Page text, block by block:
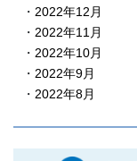
2022年12月
2022年11月
2022年10月
2022年9月
2022年8月